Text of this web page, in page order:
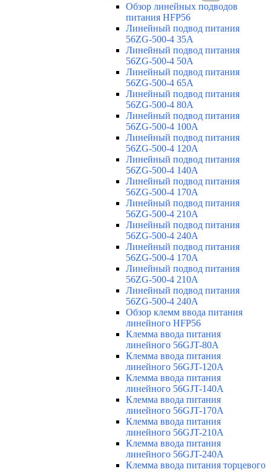
Обзор линейных подводов
питания HFP56
Линейный подвод питания
56ZG-500-4 35A
Линейный подвод питания
56ZG-500-4 50A
Линейный подвод питания
56ZG-500-4 65A
Линейный подвод питания
56ZG-500-4 80A
Линейный подвод питания
56ZG-500-4 100A
Линейный подвод питания
56ZG-500-4 120A
Линейный подвод питания
56ZG-500-4 140A
Линейный подвод питания
56ZG-500-4 170A
Линейный подвод питания
56ZG-500-4 210A
Линейный подвод питания
56ZG-500-4 240A
Линейный подвод питания
56ZG-500-4 170A
Линейный подвод питания
56ZG-500-4 210A
Линейный подвод питания
56ZG-500-4 240A
Обзор клемм ввода питания
линейного HFP56
Клемма ввода питания
линейного 56GJT-80A
Клемма ввода питания
линейного 56GJT-120A
Клемма ввода питания
линейного 56GJT-140A
Клемма ввода питания
линейного 56GJT-170A
Клемма ввода питания
линейного 56GJT-210A
Клемма ввода питания
линейного 56GJT-240A
Клемма ввода питания торцевого